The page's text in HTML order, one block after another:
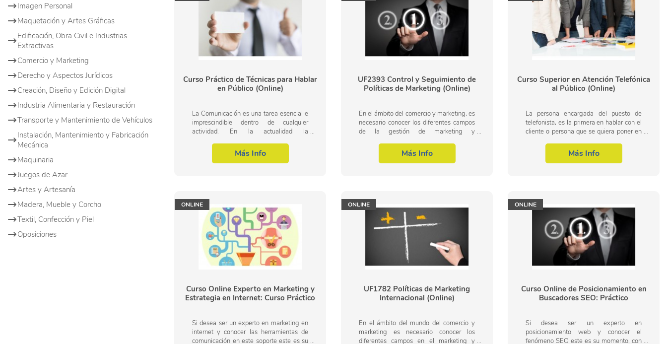
Imagen Personal
Maquetación y Artes Gráficas
Edificación, Obra Civil e Industrias
Extractivas
Comercio y Marketing
Derecho y Aspectos Jurídicos
Creación, Diseño y Edición Digital
Industria Alimentaria y Restauración
Transporte y Mantenimiento de Vehículos
Instalación, Mantenimiento y Fabricación
Mecánica
Maquinaria
Juegos de Azar
Artes y Artesanía
Madera, Mueble y Corcho
Textil, Confección y Piel
Oposiciones
Curso Práctico de Técnicas para Hablar
en Público (Online)
La Comunicación es una tarea esencial e
imprescindible dentro de cualquier
actividad. En la actualidad la
de trabajo y se le otorga además una
Más Info
UF2393 Control y Seguimiento de
Políticas de Marketing (Online)
En el ámbito del comercio y marketing, es
necesario conocer los diferentes campos
de la gestión de marketing y
de marketing y relaciones públicas. Así,
Más Info
Curso Superior en Atención Telefónica
al Público (Online)
La persona encargada del puesto de
telefonista, es la primera en hablar con el
cliente o persona que se quiera poner en
una gran importancia al dar la...
Más Info
ONLINE
Curso Online Experto en Marketing y
Estrategia en Internet: Curso Práctico
Si desea ser un experto en marketing en
internet y conocer las herramientas de
comunicación en este soporte este es su
ONLINE
UF1782 Políticas de Marketing
Internacional (Online)
En el ámbito del mundo del comercio y
marketing es necesario conocer los
diferentes campos en el marketing y
ONLINE
Curso Online de Posicionamiento en
Buscadores SEO: Práctico
Si desea ser un experto en
posicionamiento web y conocer el
fenómeno SEO este es su momento, con